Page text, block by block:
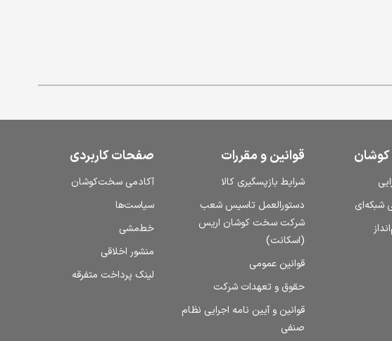
شبکه‌ای
قوانین و مقررات
شرایط بازپسگیری کالا
دستورالعمل تاسیس شعب
شرکت سخت کوشان اریس
(اسکانت)
قوانین عمومی
حقوق و تعهدات شرکت
قوانین و آیین نامه اجرایی نظام
صنفی
صفحات کاربردی
آکادمی سخت‌کوشان
سیاست‌ها
خط‌مشی
منشور اخلاقی
لینک پرداخت متفرقه